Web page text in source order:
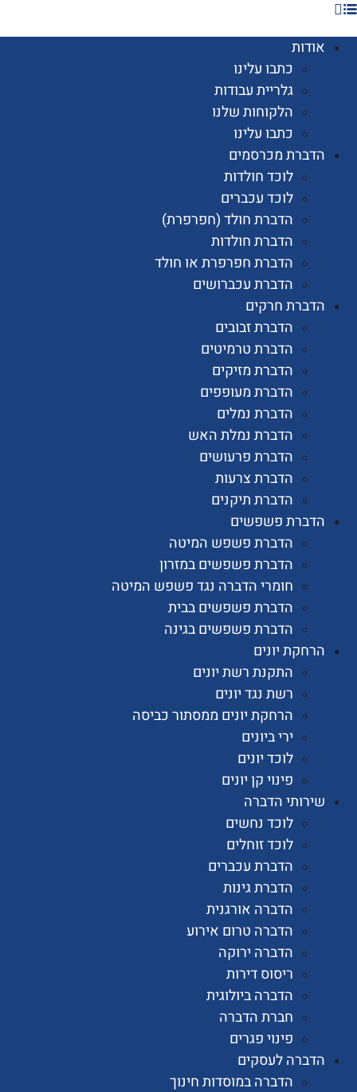
כתבו עלינו
גלריית עבודות
הלקוחות שלנו
כתבו עלינו
מכרסמים
לוכד חולדות
לוכד עכברים
הדברת חולד (חפרפרת)
הדברת חולדות
הדברת חפרפרת או חולד
הדברת עכברושים
חרקים
הדברת זבובים
הדברת טרמיטים
הדברת מזיקים
הדברת מעופפים
הדברת נמלים
הדברת נמלת האש
הדברת פרעושים
הדברת צרעות
הדברת תיקנים
פשפשים
הדברת פשפש המיטה
הדברת פשפשים במזרון
חומרי הדברה נגד פשפש המיטה
הדברת פשפשים בבית
הדברת פשפשים בגינה
יונים
התקנת רשת יונים
רשת נגד יונים
הרחקת יונים ממסתור כביסה
ירי ביונים
לוכד יונים
פינוי קן יונים
הדברה
לוכד נחשים
לוכד זוחלים
הדברת עכברים
הדברת גינות
הדברה אורגנית
הדברה טרום אירוע
הדברה ירוקה
ריסוס דירות
הדברה ביולוגית
חברת הדברה
פינוי פגרים
לעסקים
הדברה במוסדות חינוך